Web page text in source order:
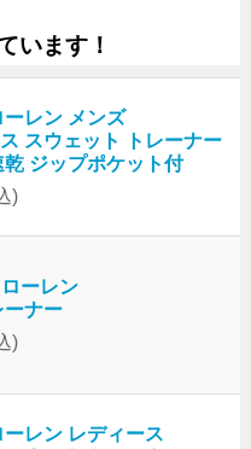
います！
レン メンズ
スウェット トレーナー
ジップポケット付
)
ーレン
ーナー
)
レン レディース